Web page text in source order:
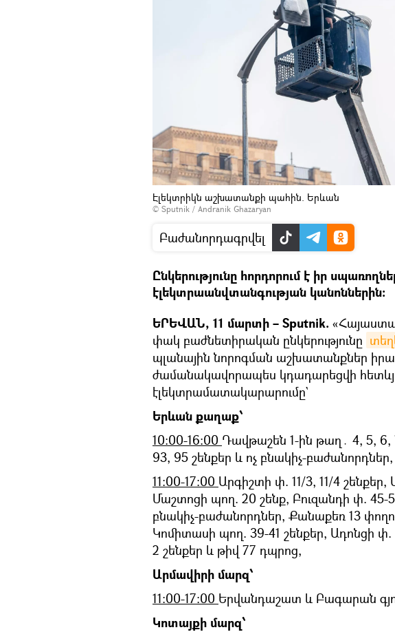
Էլեկտրիկն աշխատանքի պահին. Երևան
© Sputnik / Andranik Ghazaryan
Բաժանորդագրվել
Ընկերությունը հորդորում է իր
էլեկտրաանվտանգության կանոններին:
ԵՐԵՎԱՆ, 11 մարտի – Sputnik.
փակ բաժնետիրական ընկերությունը
պլանային նորոգման աշխատանքներ
ժամանակավորապես կդադարեցվի
էլեկտրամատակարարումը`
Երևան քաղաք՝
10:00-16:00 Դավթաշեն 1-ին թաղ․ 4, 5, 6,
93, 95 շենքեր և ոչ բնակիչ-բաժանորդներ,
11:00-17:00 Արգիշտի փ. 11/3, 11/4 շենքեր,
Մաշտոցի պող. 20 շենք, Բուզանդի փ. 45-
բնակիչ-բաժանորդներ, Քանաքեռ 13
Կոմիտասի պող. 39-41 շենքեր, Ադոնցի փ.
2 շենքեր և թիվ 77 դպրոց,
Արմավիրի մարզ՝
11:00-17:00 Երվանդաշատ և Բագարան
Կոտայքի մարզ՝